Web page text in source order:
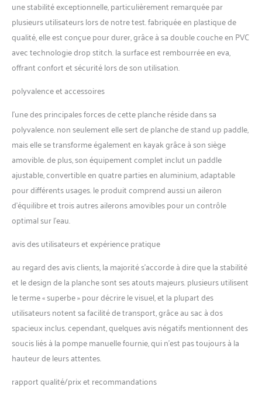
jusqu’à 30 % le risque de
basculement, idéale pour
yoga, pêche, famille ou
paddle avec animaux, même
en eaux agitées.
【CONTRÔLE PRÉCIS】
gonflables ; assure équilibre
et stabilité, parfait pour
débutants, yoga, pêche ou
navigation côtière.
【PORTABILITÉ
OPTIMALE】Paddle
gonflable adulte pliable dans
un sac à dos léger (inclus) ;
transporter et à ranger ;
gonflage rapide en moins de
8 minutes avec pompe
incluse. 【KIT COMPLET】
SUP gonflable avec 14
anneaux D en acier
inoxydable + support
caméra ; surface
antidérapante confortable ;
accessoires inclus : pagaie,
téléphone et kit réparation.
une stabilité exceptionnelle, particulièrement remarquée par
plusieurs utilisateurs lors de notre test. fabriquée en plastique de
qualité, elle est conçue pour durer, grâce à sa double couche en PVC
avec technologie drop stitch. la surface est rembourrée en eva,
offrant confort et sécurité lors de son utilisation.
polyvalence et accessoires
l’une des principales forces de cette planche réside dans sa
polyvalence. non seulement elle sert de planche de stand up paddle,
mais elle se transforme également en kayak grâce à son siège
amovible. de plus, son équipement complet inclut un paddle
ajustable, convertible en quatre parties en aluminium, adaptable
pour différents usages. le produit comprend aussi un aileron
d’équilibre et trois autres ailerons amovibles pour un contrôle
optimal sur l’eau.
avis des utilisateurs et expérience pratique
au regard des avis clients, la majorité s’accorde à dire que la stabilité
et le design de la planche sont ses atouts majeurs. plusieurs utilisent
le terme « superbe » pour décrire le visuel, et la plupart des
utilisateurs notent sa facilité de transport, grâce au sac à dos
spacieux inclus. cependant, quelques avis négatifs mentionnent des
soucis liés à la pompe manuelle fournie, qui n’est pas toujours à la
hauteur de leurs attentes.
rapport qualité/prix et recommandations